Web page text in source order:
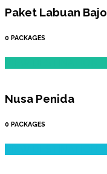
Paket Labuan Bajo
0 PACKAGES
Nusa Penida
0 PACKAGES